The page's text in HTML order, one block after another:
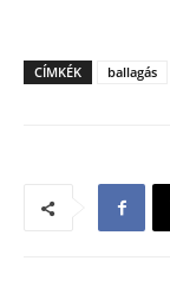
CÍMKÉK ballagás